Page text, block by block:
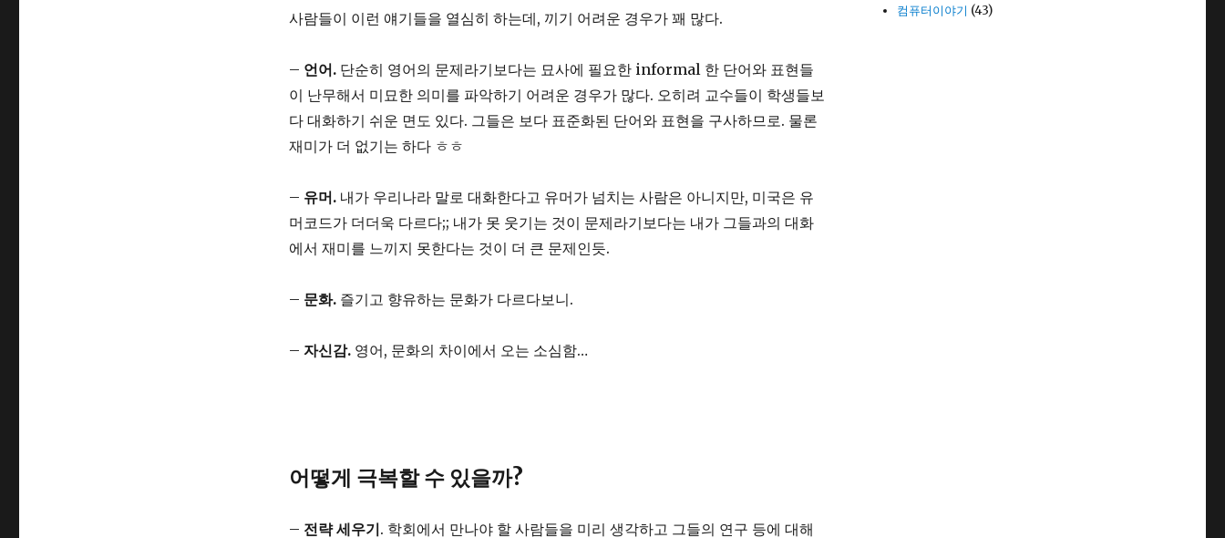
사람들이 이런 얘기들을 열심히 하는데, 끼기 어려운 경우가 꽤 많다.
– 언어.단순히 영어의 문제라기보다는 묘사에 필요한 informal 한 단어와 표현들
이 난무해서 미묘한 의미를 파악하기 어려운 경우가 많다. 오히려 교수들이 학생들보
다 대화하기 쉬운 면도 있다. 그들은 보다 표준화된 단어와 표현을 구사하므로. 물론
재미가 더 없기는 하다 ㅎㅎ
– 유머.내가 우리나라 말로 대화한다고 유머가 넘치는 사람은 아니지만, 미국은 유
머코드가 더더욱 다르다;; 내가 못 웃기는 것이 문제라기보다는 내가 그들과의 대화
에서 재미를 느끼지 못한다는 것이 더 큰 문제인듯.
– 문화.즐기고 향유하는 문화가 다르다보니.
– 자신감.영어, 문화의 차이에서 오는 소심함…
어떻게 극복할 수 있을까?
– 전략 세우기. 학회에서 만나야 할 사람들을 미리 생각하고 그들의 연구 등에 대해
컴퓨터이야기 (43)